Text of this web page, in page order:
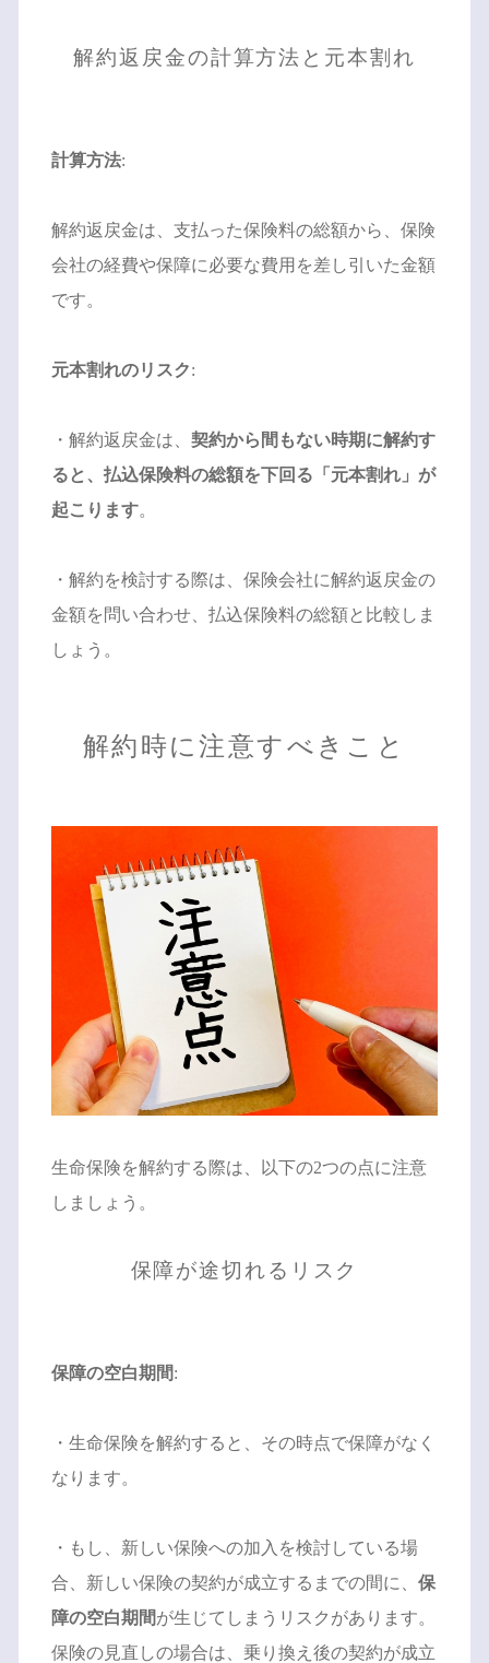
解約返戻金の計算方法と元本割れ
計算方法:
解約返戻金は、支払った保険料の総額から、保険
会社の経費や保障に必要な費用を差し引いた金額
です。
元本割れのリスク:
・解約返戻金は、 契約から間もない時期に解約す
ると、払込保険料の総額を下回る「元本割れ」が
起こります。
・解約を検討する際は、保険会社に解約返戻金の
金額を問い合わせ、払込保険料の総額と比較しま
しょう。
解約時に注意すべきこと
生命保険を解約する際は、以下の2つの点に注意
しましょう。
保障が途切れるリスク
保障の空白期間:
・生命保険を解約すると、その時点で保障がなく
なります。
・もし、新しい保険への加入を検討している場
合、新しい保険の契約が成立するまでの間に、 保
障の空白期間が生じてしまうリスクがあります。
保険の見直しの場合は、乗り換え後の契約が成立